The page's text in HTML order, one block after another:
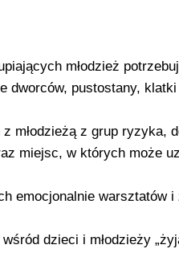
młodzież
pustostany,
młodzieżą z grup ryzyka,
miejsc, w których może
emocjonalnie warsztatów i
dzieci i młodzieży